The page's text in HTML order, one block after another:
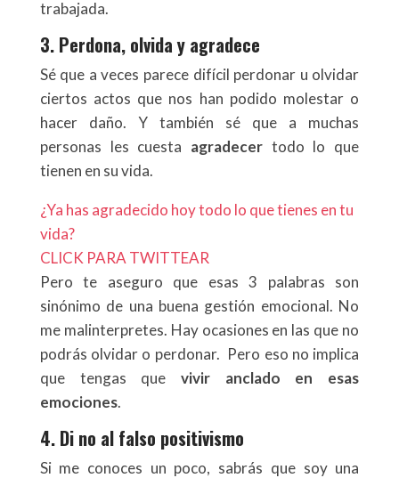
trabajada.
3. Perdona, olvida y agradece
Sé que a veces parece difícil perdonar u olvidar
ciertos actos que nos han podido molestar o
hacer daño. Y también sé que a muchas
personas les cuesta agradecer todo lo que
tienen en su vida.
¿Ya has agradecido hoy todo lo que tienes en tu
vida?
CLICK PARA TWITTEAR
Pero te aseguro que esas 3 palabras son
sinónimo de una buena gestión emocional. No
me malinterpretes. Hay ocasiones en las que no
podrás olvidar o perdonar. Pero eso no implica
que tengas que vivir anclado
en esas
emociones.
4. Di no al falso positivismo
Si me conoces un poco, sabrás que soy una